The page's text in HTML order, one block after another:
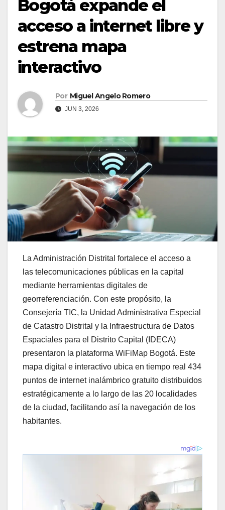
Bogotá expande el
acceso a internet libre y
estrena mapa
interactivo
Por Miguel Angelo Romero
JUN 3, 2026
La Administración Distrital fortalece el acceso a
las telecomunicaciones públicas en la capital
mediante herramientas digitales de
georreferenciación. Con este propósito, la
Consejería TIC, la Unidad Administrativa Especial
de Catastro Distrital y la Infraestructura de Datos
Espaciales para el Distrito Capital (IDECA)
presentaron la plataforma WiFiMap Bogotá. Este
mapa digital e interactivo ubica en tiempo real 434
puntos de internet inalámbrico gratuito distribuidos
estratégicamente a lo largo de las 20 localidades
de la ciudad, facilitando así la navegación de los
habitantes.